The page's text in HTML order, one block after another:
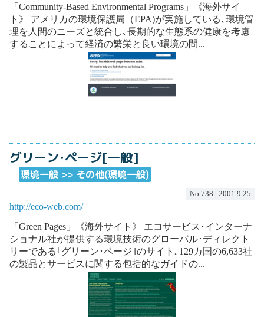
「Community-Based Environmental Programs」《海外サイ
ト》 アメリカの環境保護局（EPA)が実施している､環境管
理を人間のニーズと統合し､長期的な生態系の健康を考慮
することによって経済の繁栄と良い環境の間...
グリーン･ページ[一般]
環境一般 >> その他(環境一般)
No.738 | 2001.9.25
http://eco-web.com/
「Green Pages」《海外サイト》 エコサービス･インターナ
ショナル社が提供する環境技術のグローバル･ディレクト
リーである｢グリーン･ページ｣のサイト｡129カ国の6,633社
の製品とサービスに関する包括的なガイドの...